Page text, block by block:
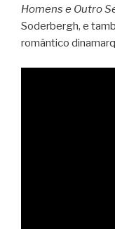
Homens e Outro
Soderbergh, e
romântico